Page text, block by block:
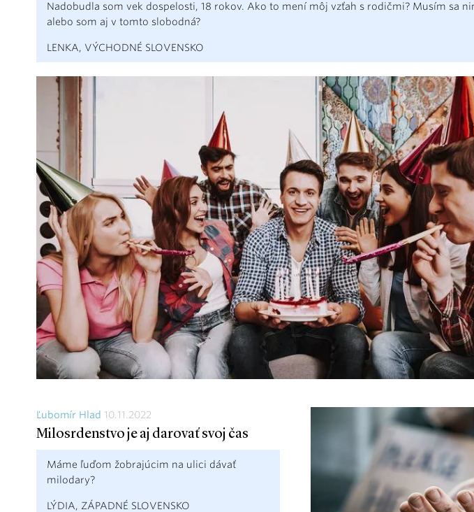
Nadobudla som vek dospelosti, 18 rokov. Ako to mení môj vzťah s rodičmi? Musím sa
alebo som aj v tomto slobodná?
LENKA, VÝCHODNÉ SLOVENSKO
Ľubomír Hlad 10.11.2022
Milosrdenstvo je aj darovať svoj čas
Máme ľuďom žobrajúcim na ulici dávať
milodary?
LÝDIA, ZÁPADNÉ SLOVENSKO